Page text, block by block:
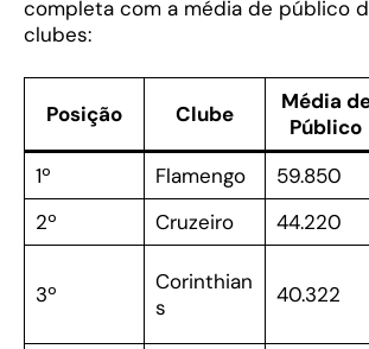
completa com a média de público
clubes:
Posição Clube
Média
Público
1º Flamengo 59.850
2º
Cruzeiro 44.220
3º
Corinthian
s
40.322